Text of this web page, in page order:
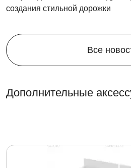
создания стильной дорожки
Все
Дополнительные